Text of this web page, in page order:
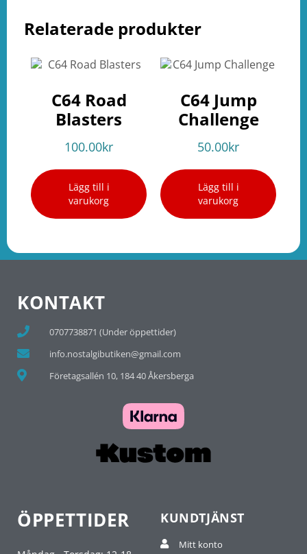
Relaterade produkter
C64 Road
Blasters
100.00kr
Lägg till i
varukorg
C64 Jump
Challenge
50.00kr
Lägg till i
varukorg
KONTAKT
0707738871 (Under öppettider)
info.nostalgibutiken@gmail.com
Företagsallén 10, 184 40 Åkersberga
ÖPPETTIDER KUNDTJÄNST
Mitt konto